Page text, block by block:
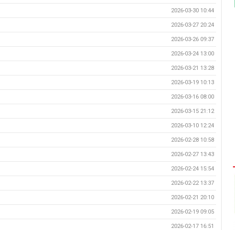
2026-03-30 10:44
2026-03-27 20:24
2026-03-26 09:37
2026-03-24 13:00
2026-03-21 13:28
2026-03-19 10:13
2026-03-16 08:00
2026-03-15 21:12
2026-03-10 12:24
2026-02-28 10:58
2026-02-27 13:43
2026-02-24 15:54
2026-02-22 13:37
2026-02-21 20:10
2026-02-19 09:05
2026-02-17 16:51